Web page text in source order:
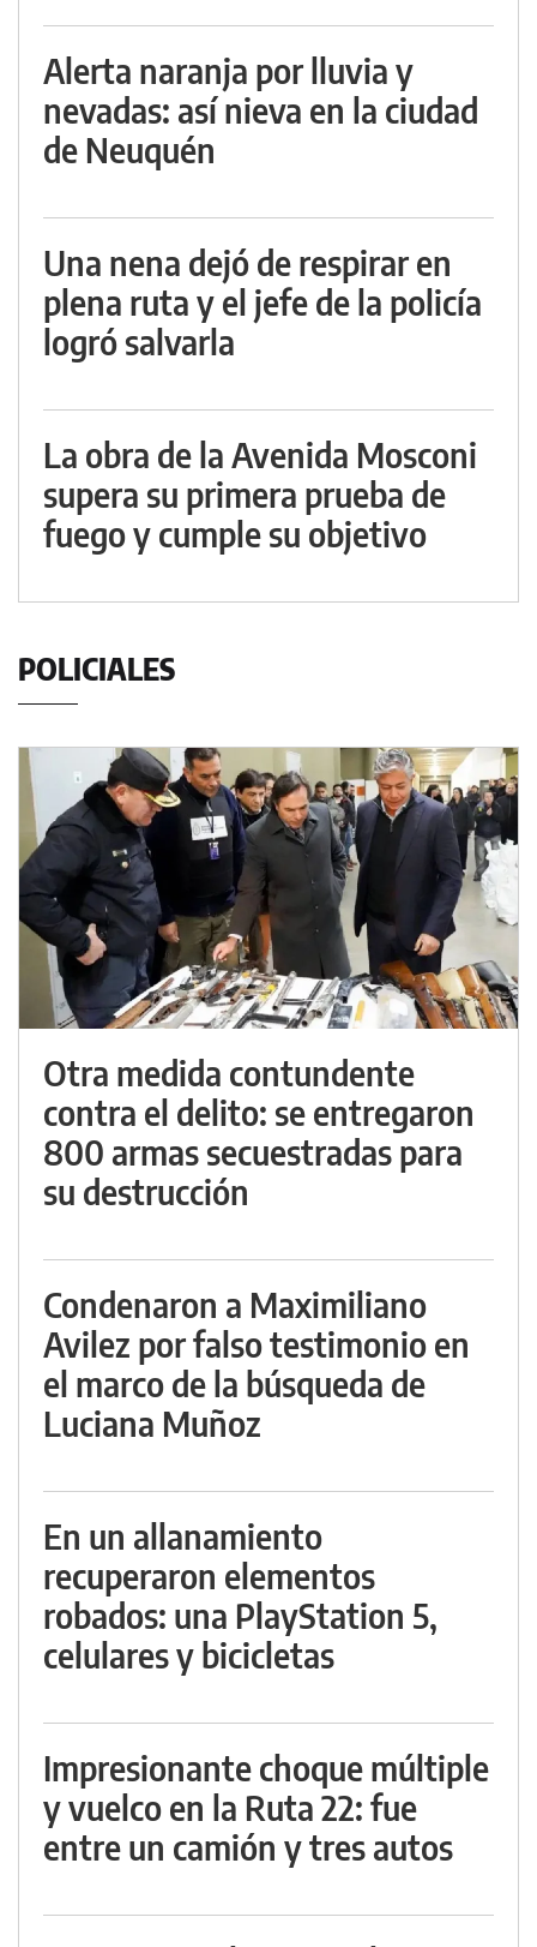
Alerta naranja por lluvia y
nevadas: así nieva en la ciudad
de Neuquén
Una nena dejó de respirar en
plena ruta y el jefe de la policía
logró salvarla
La obra de la Avenida Mosconi
supera su primera prueba de
fuego y cumple su objetivo
POLICIALES
Otra medida contundente
contra el delito: se entregaron
800 armas secuestradas para
su destrucción
Condenaron a Maximiliano
Avilez por falso testimonio en
el marco de la búsqueda de
Luciana Muñoz
En un allanamiento
recuperaron elementos
robados: una PlayStation 5,
celulares y bicicletas
Impresionante choque múltiple
y vuelco en la Ruta 22: fue
entre un camión y tres autos